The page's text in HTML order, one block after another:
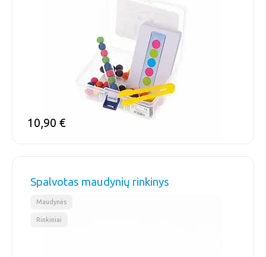
10,90 €
Spalvotas maudynių rinkinys
Maudynės
Rinkiniai